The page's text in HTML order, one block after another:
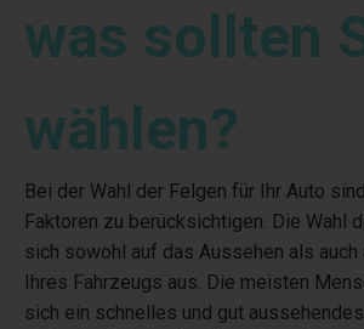
was sollten
wählen?
Bei der Wahl der Felgen für Ihr Auto
Faktoren zu berücksichtigen. Die Wahl
sich sowohl auf das Aussehen als
Ihres Fahrzeugs aus. Die meisten
sich ein schnelles und gut